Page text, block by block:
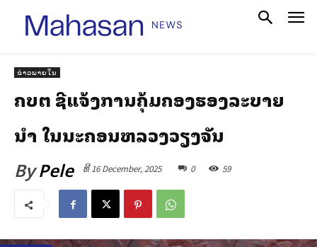
ຂ່າວພາຍໃນ
ຄບຕ ຊີ້ແຈ້ງການຄຸ້ມຄອງຮອງລະບາຍ
ນ້ຳ ໃນນະຄອນຫລວງວຽງຈັນ
ByPele ທີ 16 December, 2025 0 59